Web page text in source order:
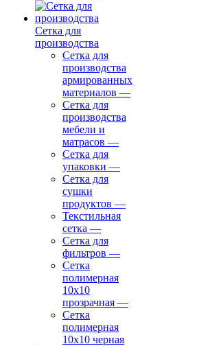
Сетка для
производства
Сетка для
производства
армированных
материалов —
Сетка для
производства
мебели и
матрасов —
Сетка для
упаковки —
Сетка для
сушки
продуктов —
Текстильная
сетка —
Сетка для
фильтров —
Сетка
полимерная
10х10
прозрачная —
Сетка
полимерная
10х10 черная